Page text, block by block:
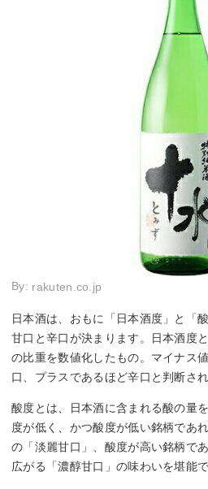
By: rakuten.co.jp
日本酒は、おもに「日本酒度」と「
甘口と辛口が決まります。日本酒度
の比重を数値化したもの。マイナス
口、プラスであるほど辛口と判断され
酸度とは、日本酒に含まれる酸の量
度が低く、かつ酸度が低い銘柄であ
の「淡麗甘口」、酸度が高い銘柄で
広がる「濃醇甘口」の味わいを堪能で